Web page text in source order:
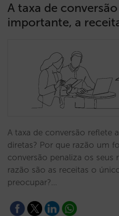
A taxa de
importante, a
A taxa de conversão reflete
diretas? Por que razão um
conversão penaliza os seus
razão são as receitas o
preocupar?…